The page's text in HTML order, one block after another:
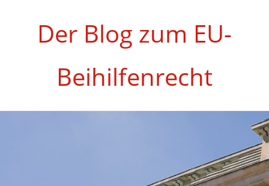
Der Blog zum EU-
Beihilfenrecht